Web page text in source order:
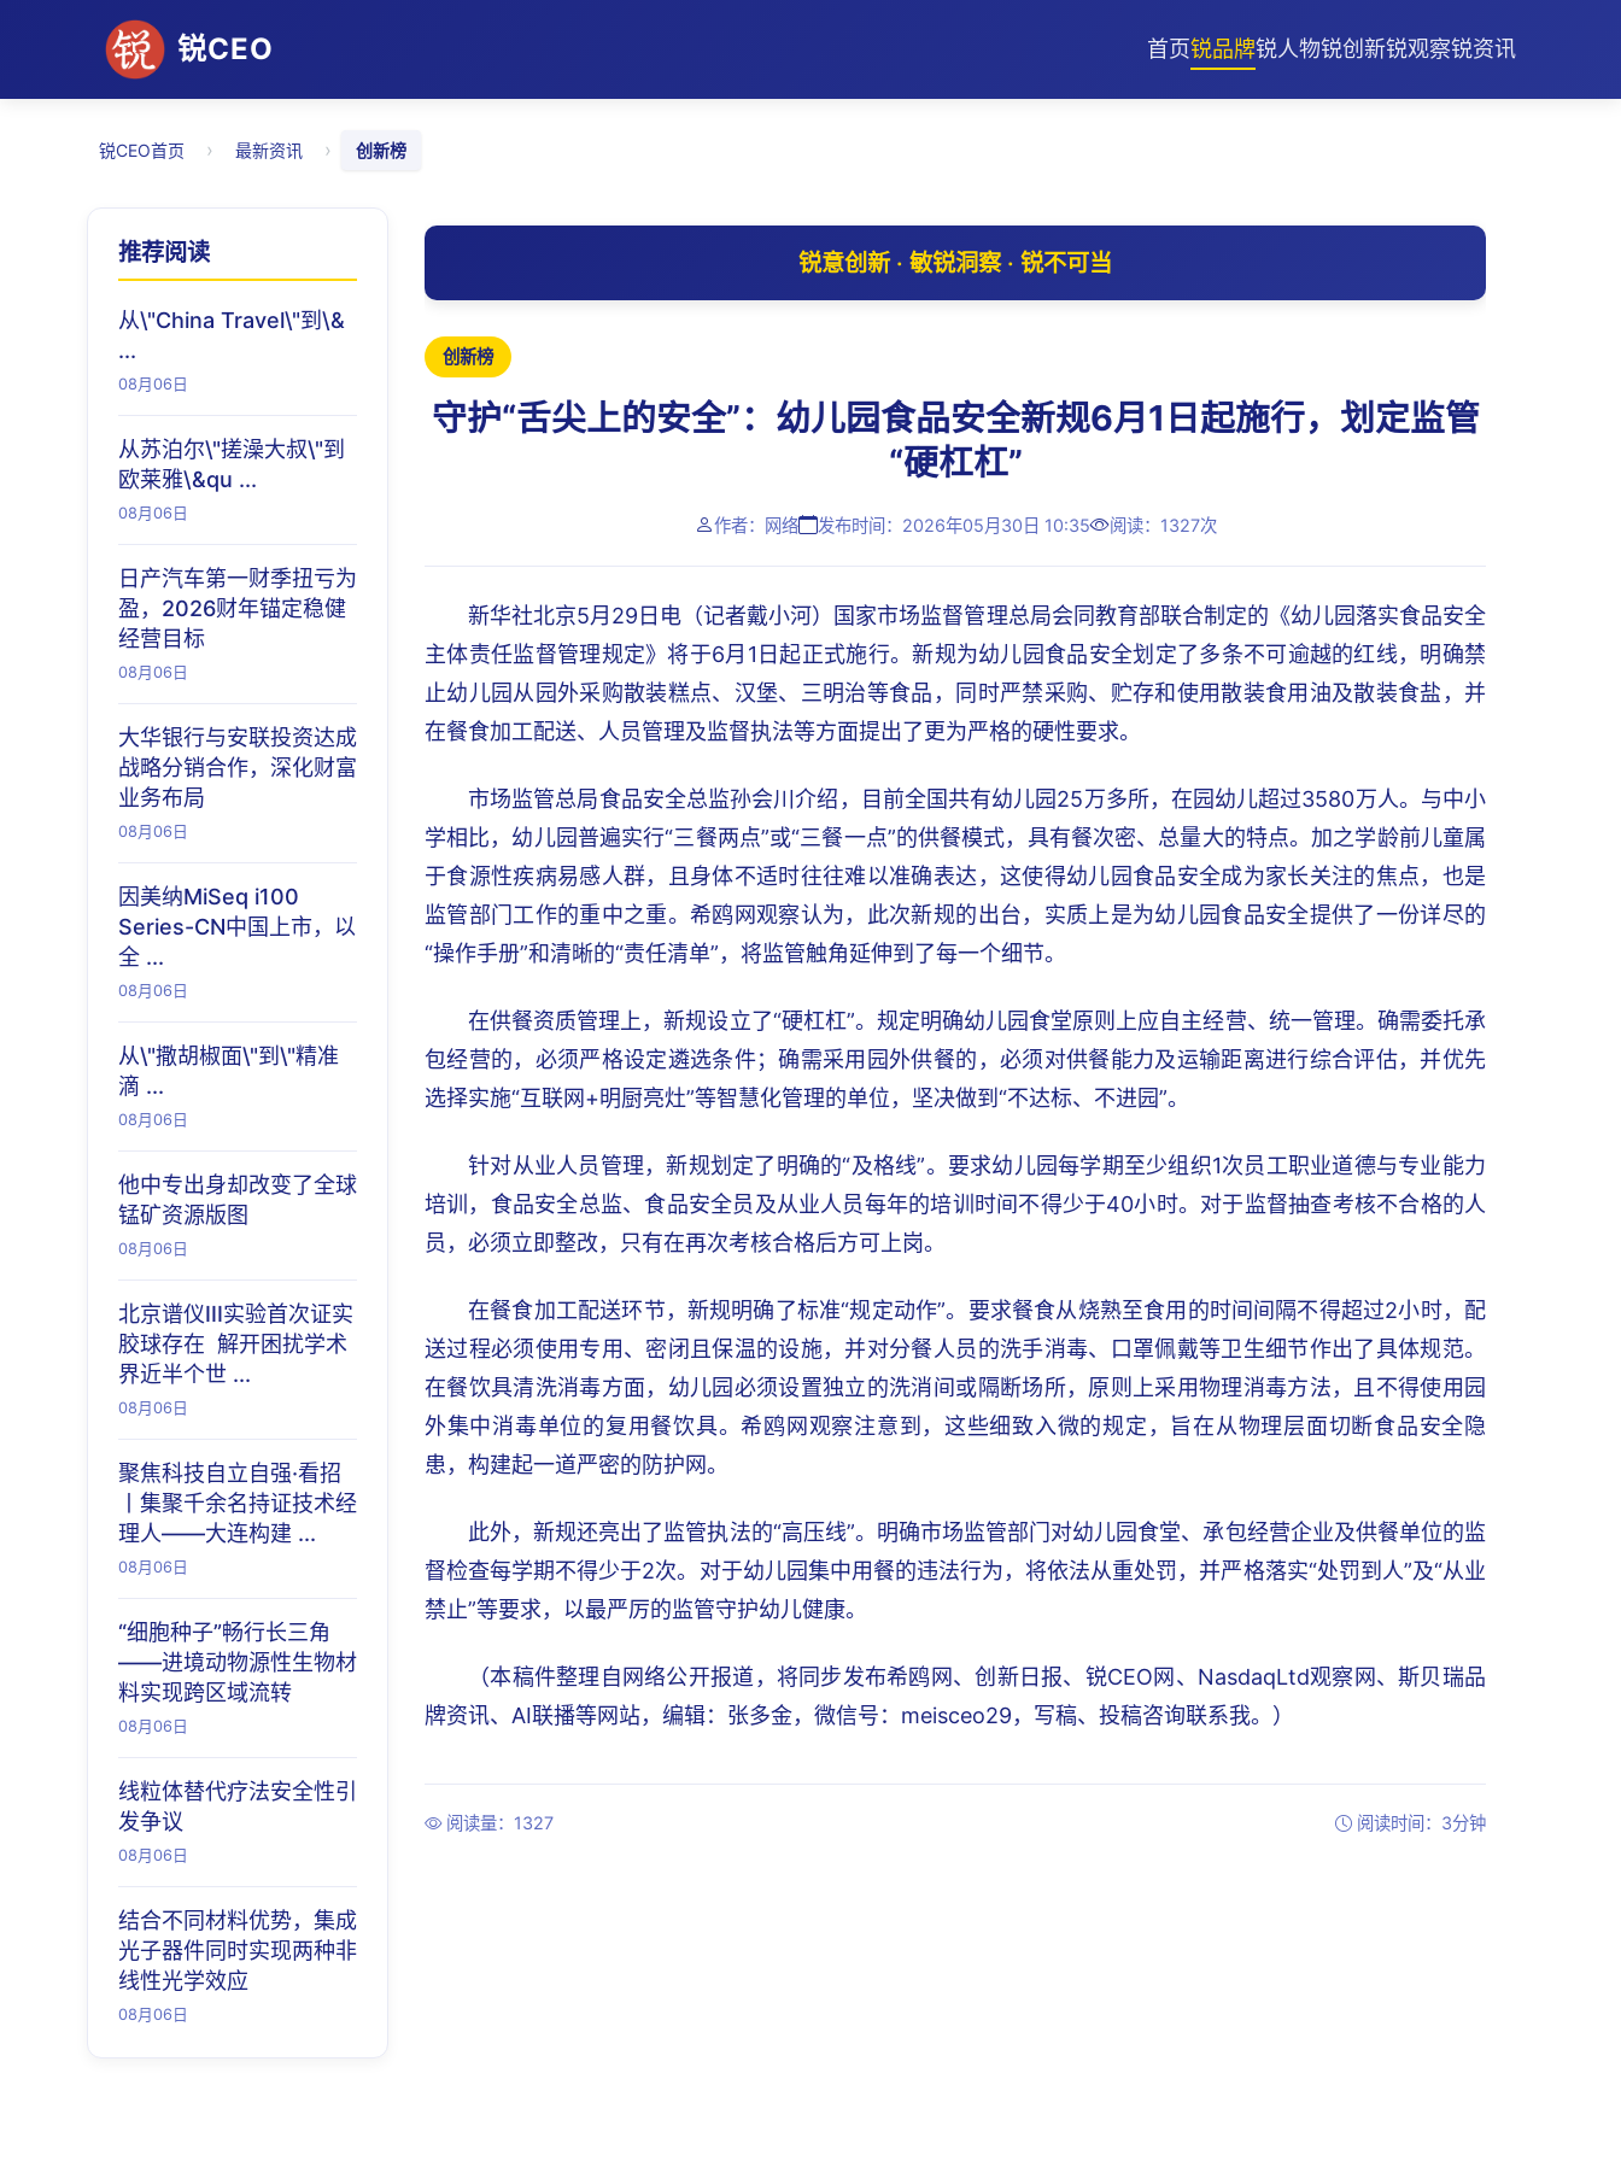
锐CEO 首页锐品牌锐人物锐创新锐观察锐资讯
锐CEO首页 › 最新资讯 › 创新榜
推荐阅读
从\"China Travel\"到\&
...
08月06日
从苏泊尔\"搓澡大叔\"到
欧莱雅\&qu ...
08月06日
日产汽车第一财季扭亏为
盈，2026财年锚定稳健
经营目标
08月06日
大华银行与安联投资达成
战略分销合作，深化财富
业务布局
08月06日
因美纳MiSeq i100
Series-CN中国上市，以
全 ...
08月06日
从\"撒胡椒面\"到\"精准
滴 ...
08月06日
他中专出身却改变了全球
锰矿资源版图
08月06日
北京谱仪III实验首次证实
胶球存在 解开困扰学术
界近半个世 ...
08月06日
聚焦科技自立自强·看招
丨集聚千余名持证技术经
理人——大连构建 ...
08月06日
“细胞种子”畅行长三角
——进境动物源性生物材
料实现跨区域流转
08月06日
线粒体替代疗法安全性引
发争议
08月06日
结合不同材料优势，集成
光子器件同时实现两种非
线性光学效应
08月06日
锐意创新 · 敏锐洞察 · 锐不可当
创新榜
守护“舌尖上的安全”：幼儿园食品安全新规6月1日起施行，划定监管
“硬杠杠”
作者：网络 发布时间：2026年05月30日 10:35 阅读：1327次
新华社北京5月29日电（记者戴小河）国家市场监督管理总局会同教育部联合制定的《幼儿园落实食品安全
主体责任监督管理规定》将于6月1日起正式施行。新规为幼儿园食品安全划定了多条不可逾越的红线，明确禁
止幼儿园从园外采购散装糕点、汉堡、三明治等食品，同时严禁采购、贮存和使用散装食用油及散装食盐，并
在餐食加工配送、人员管理及监督执法等方面提出了更为严格的硬性要求。
市场监管总局食品安全总监孙会川介绍，目前全国共有幼儿园25万多所，在园幼儿超过3580万人。与中小
学相比，幼儿园普遍实行“三餐两点”或“三餐一点”的供餐模式，具有餐次密、总量大的特点。加之学龄前儿童属
于食源性疾病易感人群，且身体不适时往往难以准确表达，这使得幼儿园食品安全成为家长关注的焦点，也是
监管部门工作的重中之重。希鸥网观察认为，此次新规的出台，实质上是为幼儿园食品安全提供了一份详尽的
“操作手册”和清晰的“责任清单”，将监管触角延伸到了每一个细节。
在供餐资质管理上，新规设立了“硬杠杠”。规定明确幼儿园食堂原则上应自主经营、统一管理。确需委托承
包经营的，必须严格设定遴选条件；确需采用园外供餐的，必须对供餐能力及运输距离进行综合评估，并优先
选择实施“互联网+明厨亮灶”等智慧化管理的单位，坚决做到“不达标、不进园”。
针对从业人员管理，新规划定了明确的“及格线”。要求幼儿园每学期至少组织1次员工职业道德与专业能力
培训，食品安全总监、食品安全员及从业人员每年的培训时间不得少于40小时。对于监督抽查考核不合格的人
员，必须立即整改，只有在再次考核合格后方可上岗。
在餐食加工配送环节，新规明确了标准“规定动作”。要求餐食从烧熟至食用的时间间隔不得超过2小时，配
送过程必须使用专用、密闭且保温的设施，并对分餐人员的洗手消毒、口罩佩戴等卫生细节作出了具体规范。
在餐饮具清洗消毒方面，幼儿园必须设置独立的洗消间或隔断场所，原则上采用物理消毒方法，且不得使用园
外集中消毒单位的复用餐饮具。希鸥网观察注意到，这些细致入微的规定，旨在从物理层面切断食品安全隐
患，构建起一道严密的防护网。
此外，新规还亮出了监管执法的“高压线”。明确市场监管部门对幼儿园食堂、承包经营企业及供餐单位的监
督检查每学期不得少于2次。对于幼儿园集中用餐的违法行为，将依法从重处罚，并严格落实“处罚到人”及“从业
禁止”等要求，以最严厉的监管守护幼儿健康。
（本稿件整理自网络公开报道，将同步发布希鸥网、创新日报、锐CEO网、NasdaqLtd观察网、斯贝瑞品
牌资讯、AI联播等网站，编辑：张多金，微信号：meisceo29，写稿、投稿咨询联系我。）
阅读量：1327 阅读时间：3分钟